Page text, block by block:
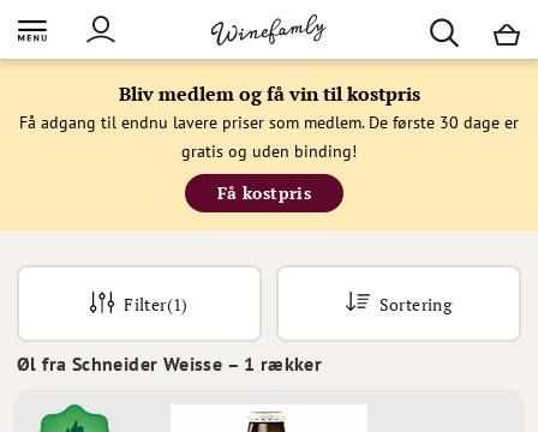
Bliv medlem og få vin til kostpris
Få adgang til endnu lavere priser som medlem. De første 30 dage er
gratis og uden binding!
Få kostpris
Øl fra Schneider Weisse – 1 rækker
Filter(1) Sortering